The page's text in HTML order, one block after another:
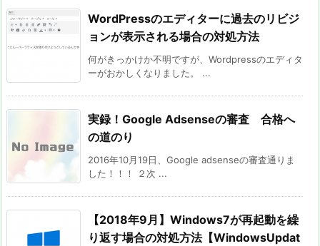
WordPressのエディターに過去のリビジ
ョンが表示される場合の対処方法
何がきっかけか不明ですが、Wordpressのエディタ
ーがおかしくなりました。 ...
実録！Google Adsenseの審査 合格へ
の道のり
2016年10月19日、Google adsenseの審査通りま
した！！！ ２次 ...
【2018年9月】Windows7が再起動を繰
り返す場合の対処方法【WindowsUpdat